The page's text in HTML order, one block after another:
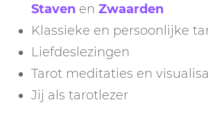
Staven en Zwaarden
Klassieke en persoonlijke
Liefdeslezingen
Tarot meditaties en
Jij als tarotlezer